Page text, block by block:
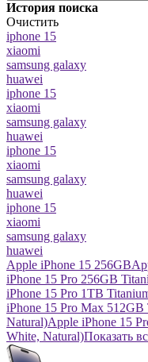
История поиска
Очистить
iphone 15
xiaomi
samsung galaxy
huawei
iphone 15
xiaomi
samsung galaxy
huawei
iphone 15
xiaomi
samsung galaxy
huawei
iphone 15
xiaomi
samsung galaxy
huawei
Apple iPhone 15 256GB
iPhone 15 Pro 256GB
iPhone 15 Pro 1TB
iPhone 15 Pro Max
Natural)Apple iPhone 15
White, Natural)Показать